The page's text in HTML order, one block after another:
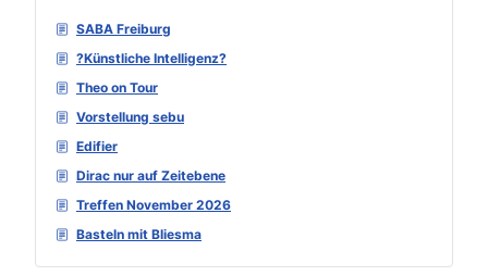
SABA Freiburg
?Künstliche Intelligenz?
Theo on Tour
Vorstellung sebu
Edifier
Dirac nur auf Zeitebene
Treffen November 2026
Basteln mit Bliesma